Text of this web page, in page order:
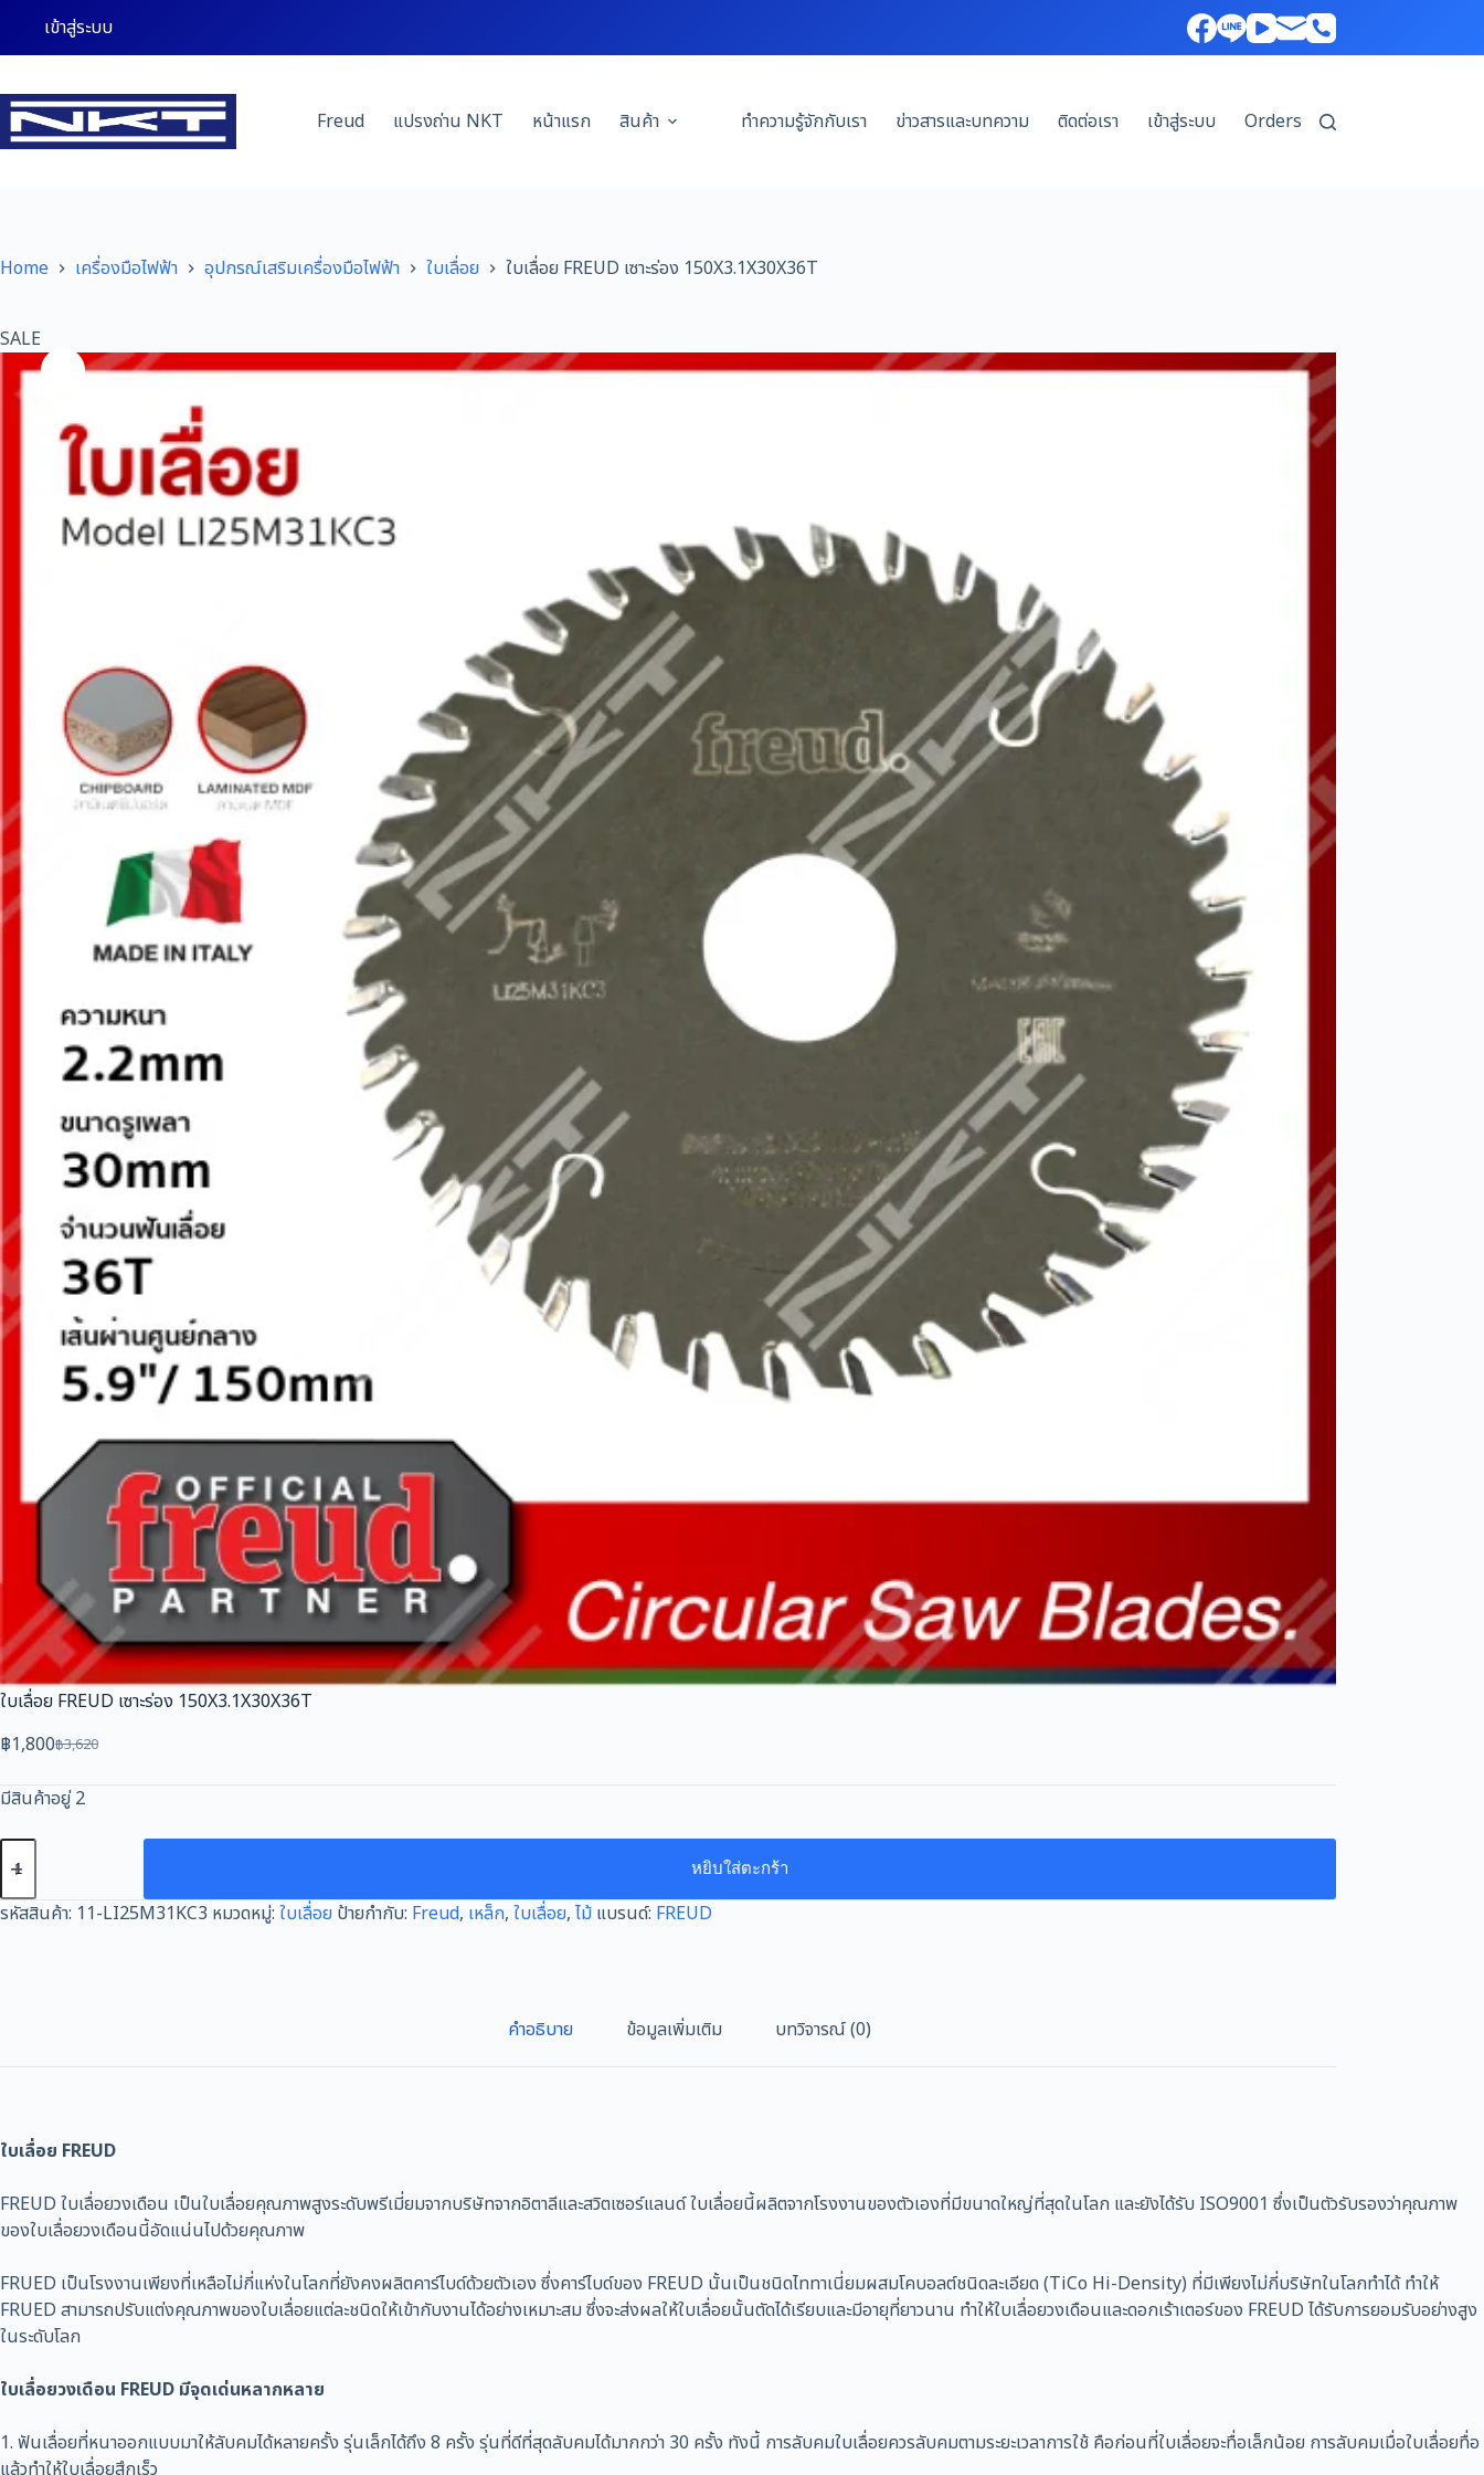
เข้าสู่ระบบ
Freud แปรงถ่าน NKT หน้าแรก สินค้า ทำความรู้จักกับเรา ข่าวสารและบทความ ติดต่อเรา เข้าสู่ระบบ Orders
Home เครื่องมือไฟฟ้า อุปกรณ์เสริมเครื่องมือไฟฟ้า ใบเลื่อย ใบเลื่อย FREUD เซาะร่อง 150X3.1X30X36T
SALE
ใบเลื่อย FREUD เซาะร่อง 150X3.1X30X36T
฿3,620
Original
price
was:
฿1,800Current
price
is:
มีสินค้าอยู่ 2
จำนวน
ใบ
เลื่อย
FREUD
หยิบใส่ตะกร้า
รหัสสินค้า: 11-LI25M31KC3 หมวดหมู่: ใบเลื่อย ป้ายกำกับ: Freud, เหล็ก, ใบเลื่อย, ไม้ แบรนด์: FREUD
คำอธิบาย ข้อมูลเพิ่มเติม บทวิจารณ์ (0)
ใบเลื่อย FREUD
FREUD ใบเลื่อยวงเดือน เป็นใบเลื่อยคุณภาพสูงระดับพรีเมี่ยมจากบริษัทจากอิตาลีและสวิตเซอร์แลนด์ ใบเลื่อยนี้ผลิตจากโรงงานของตัวเองที่มีขนาดใหญ่ที่สุดในโลก และยังได้รับ ISO9001 ซึ่งเป็นตัวรับรองว่าคุณภาพ
ของใบเลื่อยวงเดือนนี้อัดแน่นไปด้วยคุณภาพ
FRUED เป็นโรงงานเพียงที่เหลือไม่กี่แห่งในโลกที่ยังคงผลิตคาร์ไบด์ด้วยตัวเอง ซึ่งคาร์ไบด์ของ FREUD นั้นเป็นชนิดไททาเนี่ยมผสมโคบอลต์ชนิดละเอียด (TiCo Hi-Density) ที่มีเพียงไม่กี่บริษัทในโลกทำได้ ทำให้
FRUED สามารถปรับแต่งคุณภาพของใบเลื่อยแต่ละชนิดให้เข้ากับงานได้อย่างเหมาะสม ซึ่งจะส่งผลให้ใบเลื่อยนั้นตัดได้เรียบและมีอายุที่ยาวนาน ทำให้ใบเลื่อยวงเดือนและดอกเร้าเตอร์ของ FREUD ได้รับการยอมรับอย่างสูง
ในระดับโลก
ใบเลื่อยวงเดือน FREUD มีจุดเด่นหลากหลาย
1. ฟันเลื่อยที่หนาออกแบบมาให้ลับคมได้หลายครั้ง รุ่นเล็กได้ถึง 8 ครั้ง รุ่นที่ดีที่สุดลับคมได้มากกว่า 30 ครั้ง ทังนี้ การลับคมใบเลื่อยควรลับคมตามระยะเวลาการใช้ คือก่อนที่ใบเลื่อยจะทื่อเล็กน้อย การลับคมเมื่อใบเลื่อยทื่อ
แล้วทำให้ใบเลื่อยสึกเร็ว